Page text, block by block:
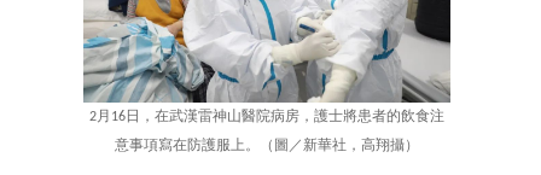
2月16日，在武漢雷神山醫院病房，護士將患者的飲食注
意事項寫在防護服上。（圖／新華社，高翔攝）